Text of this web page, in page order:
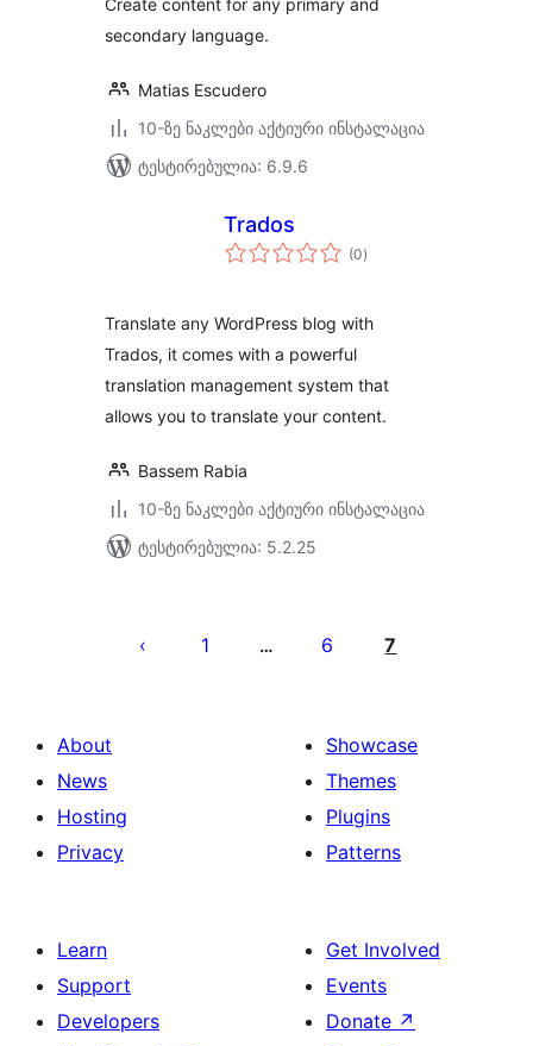
Create content for any primary and
secondary language.
Matias Escudero
10-ზე ნაკლები აქტიური ინსტალაცია
ტესტირებულია: 6.9.6
Trados
(0საერთო
რეიტინგი
)
Translate any WordPress blog with
Trados, it comes with a powerful
translation management system that
allows you to translate your content.
Bassem Rabia
10-ზე ნაკლები აქტიური ინსტალაცია
ტესტირებულია: 5.2.25
გვერდებათ
1 … 6 7
About
News
Hosting
Privacy
Showcase
Themes
Plugins
Patterns
Learn
Support
Developers
Get Involved
Events
Donate ↗